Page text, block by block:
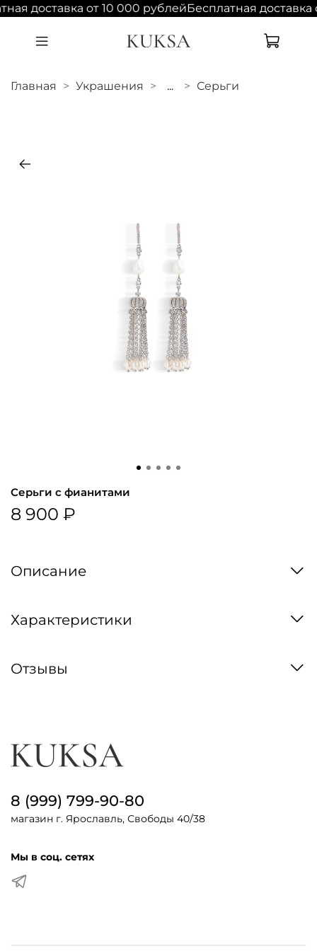
доставка от 10 000 рублейБесплатная доставка
Главная Украшения ... Серьги
Серьги с фианитами
8 900 ₽
Описание
Характеристики
Отзывы
8 (999) 799-90-80
магазин г. Ярославль, Свободы 40/38
Мы в соц. сетях